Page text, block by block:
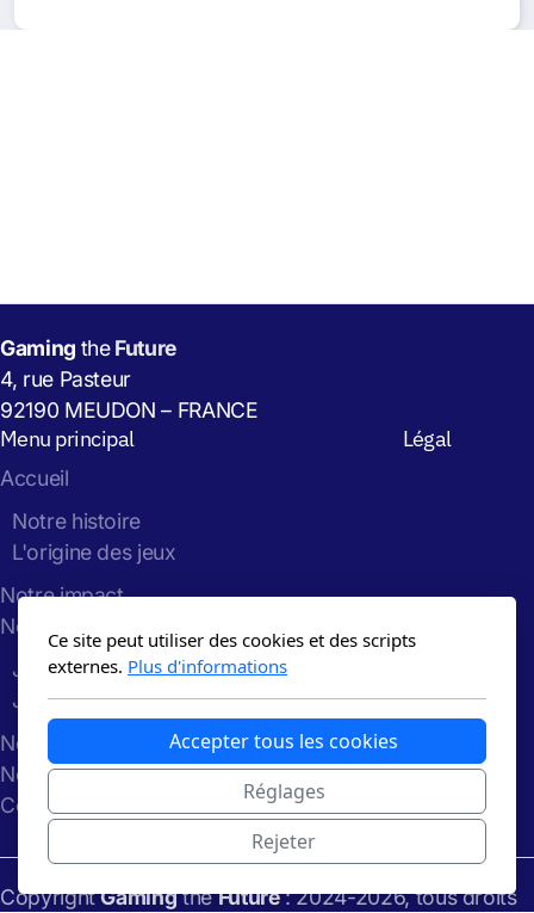
Gaming theFuture
4, rue Pasteur
92190 MEUDON – FRANCE
Menu principal
Accueil
Notre histoire
L'origine des jeux
Notre impact
Nos Jeux
Jeu de la Grande Transition
Jeu de la Polycrise
Nos ateliers
Notre blog
Contact
Légal
CopyrightGamingtheFuture: 2024-2026, tous droits
Ce site peut utiliser des cookies et des scripts
externes. Plus d'informations
Accepter tous les cookies
Réglages
Rejeter